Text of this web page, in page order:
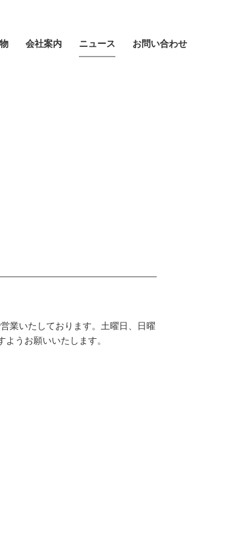
会社案内 ニュース お問い合わせ
業いたしております。土曜日、日曜
うお願いいたします。